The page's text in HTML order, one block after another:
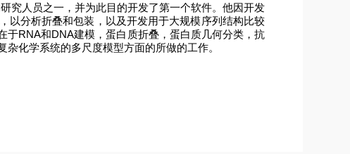
究人员之一，并为此目的开发了第一个软件。他因开发
以分析折叠和包装，以及开发用于大规模序列结构比较
于RNA和DNA建模，蛋白质折叠，蛋白质几何分类，抗
化学系统的多尺度模型方面的所做的工作。